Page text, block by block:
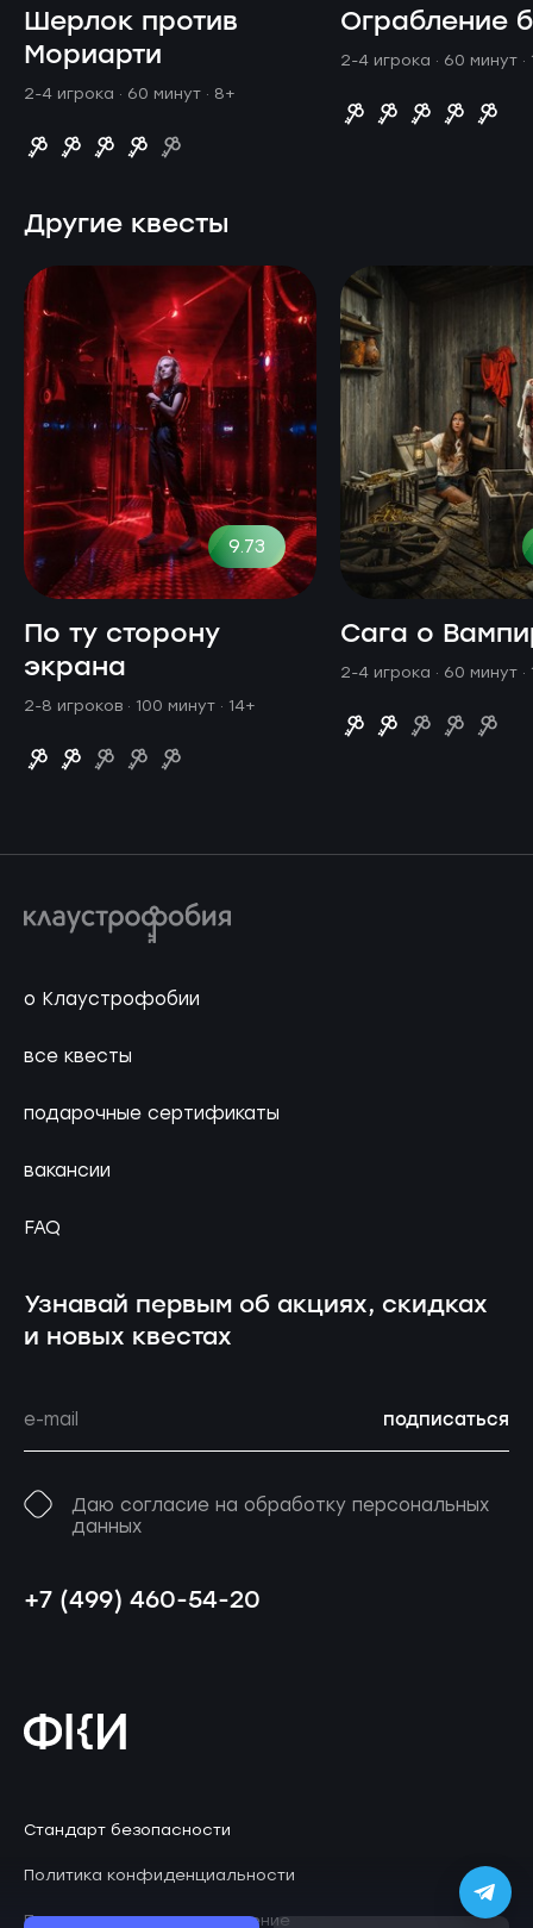
Шерлок против
Мориарти
2-4 игрока · 60 минут · 8+
Ограбление
2-4 игрока · 60 минут
Другие квесты
9.73
По ту сторону
экрана
2-8 игроков · 100 минут · 14+
Сага о
2-4 игрока · 60 минут
о Клаустрофобии
все квесты
подарочные сертификаты
вакансии
FAQ
Узнавай первым об акциях, скидках
и новых квестах
подписаться
Даю согласие на обработку персональных
данных
+7 (499) 460-54-20
Стандарт безопасности
Политика конфиденциальности
Пользовательское соглашение